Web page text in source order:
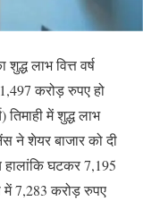
लाभ वित्त वर्ष
करोड़ रुपए हो
में शुद्ध लाभ
ने शेयर बाजार को दी
हालांकि घटकर 7,195
में 7,283 करोड़ रुपए